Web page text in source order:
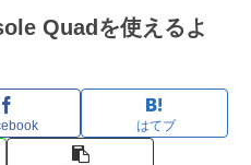
Quadを使えるよ
はてブ